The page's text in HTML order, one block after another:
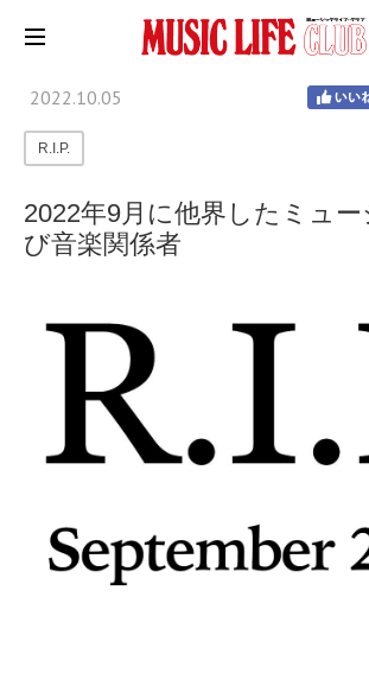
2022.10.05
R.I.P.
2022年9月に他界したミュー
び音楽関係者